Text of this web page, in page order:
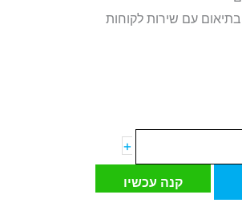
עם שירות לקוחות
+
קנה עכשיו